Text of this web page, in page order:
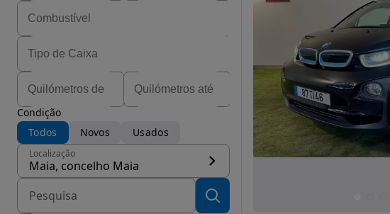
Condição
Todos
Novos Usados
Localização
Maia, concelho Maia